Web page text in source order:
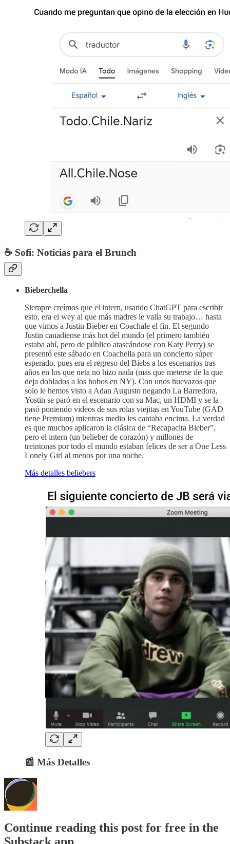
☕ Sofi: Noticias para el Brunch
Bieberchella
Siempre creímos que el intern, usando ChatGPT para escribir
esto, era el wey al que más madres le valía su trabajo… hasta
que vimos a Justin Bieber en Coachale el fin. El segundo
Justin canadiense más hot del mundo (el primero también
estaba ahí, pero de público atascándose con Katy Perry) se
presentó este sábado en Coachella para un concierto súper
esperado, pues era el regreso del Biebs a los escenarios tras
años en los que neta no hizo nada (mas que meterse de la que
deja doblados a los hobos en NY). Con unos huevazos que
solo le hemos visto a Adan Augusto negando La Barredora,
Yostin se paró en el escenario con su Mac, un HDMI y se la
pasó poniendo videos de sus rolas viejitas en YouTube (GAD
tiene Premium) mientras medio les cantaba encima. La verdad
es que muchos aplicaron la clásica de “Recapacita Bieber”,
pero el intern (un belieber de corazón) y millones de
treintonas por todo el mundo estaban felices de ser a One Less
Lonely Girl al menos por una noche.
Más detalles beliebers
📰 Más Detalles
Continue reading this post for free in the
Substack app